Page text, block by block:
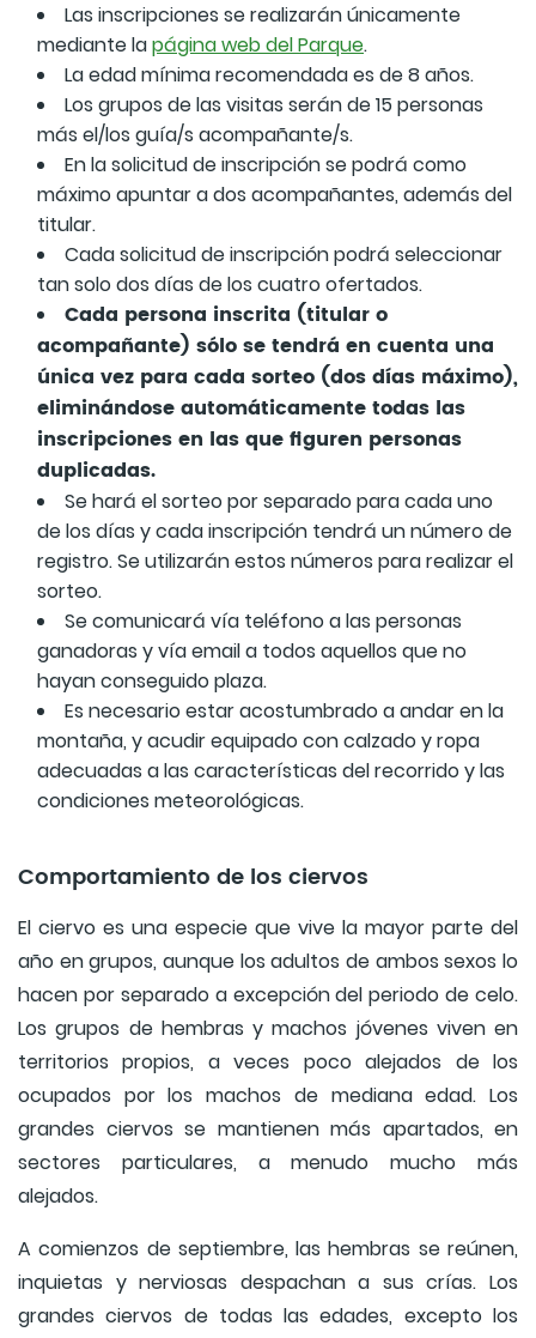
Las inscripciones se realizarán únicamente
mediante lapágina web del Parque.
La edad mínima recomendada es de 8 años.
Los grupos de las visitas serán de 15 personas
más el/los guía/s acompañante/s.
En la solicitud de inscripción se podrá como
máximo apuntar a dos acompañantes, además del
titular.
Cada solicitud de inscripción podrá seleccionar
tan solo dos días de los cuatro ofertados.
Cada persona inscrita (titular o
acompañante) sólo se tendrá en cuenta una
única vez para cada sorteo (dos días máximo),
eliminándose automáticamente todas las
inscripciones en las que figuren personas
duplicadas.
Se hará el sorteo por separado para cada uno
de los días y cada inscripción tendrá un número de
registro. Se utilizarán estos números para realizar el
sorteo.
Se comunicará vía teléfono a las personas
ganadoras y vía email a todos aquellos que no
hayan conseguido plaza.
Es necesario estar acostumbrado a andar en la
montaña, y acudir equipado con calzado y ropa
adecuadas a las características del recorrido y las
condiciones meteorológicas.
Comportamiento de los ciervos
El ciervo es una especie que vive la mayor parte del
año en grupos, aunque los adultos de ambos sexos lo
hacen por separado a excepción del periodo de celo.
Los grupos de hembras y machos jóvenes viven en
territorios propios, a veces poco alejados de los
ocupados por los machos de mediana edad. Los
grandes ciervos se mantienen más apartados, en
sectores particulares, a menudo mucho más
alejados.
A comienzos de septiembre, las hembras se reúnen,
inquietas y nerviosas despachan a sus crías. Los
grandes ciervos de todas las edades, excepto los